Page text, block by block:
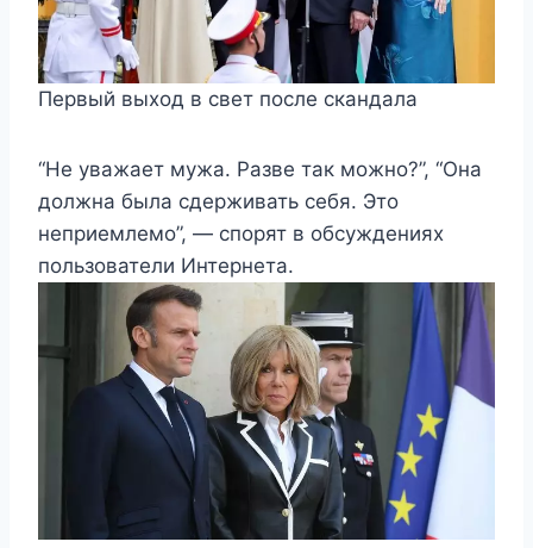
Первый выход в свет после скандала
“Не уважает мужа. Разве так можно?”, “Она
должна была сдерживать себя. Это
неприемлемо”, — спорят в обсуждениях
пользователи Интернета.